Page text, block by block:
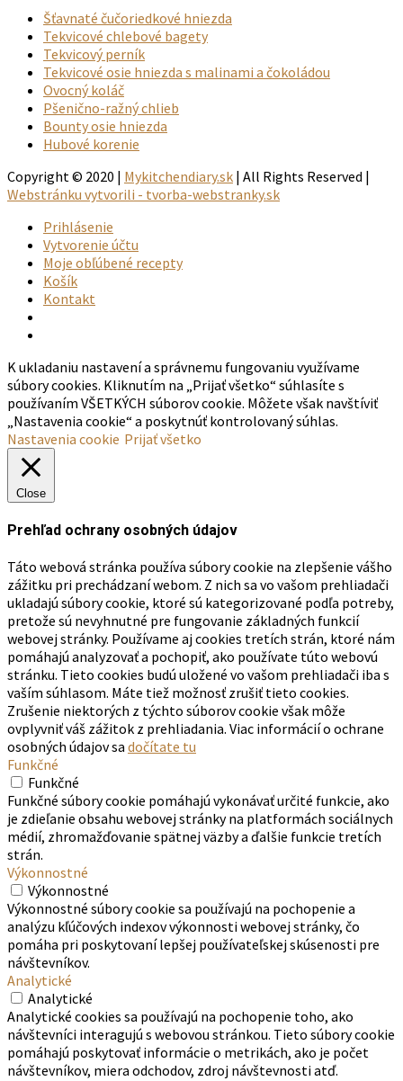
Šťavnaté čučoriedkové hniezda
Tekvicové chlebové bagety
Tekvicový perník
Tekvicové osie hniezda s malinami a čokoládou
Ovocný koláč
Pšenično-ražný chlieb
Bounty osie hniezda
Hubové korenie
Copyright © 2020 | Mykitchendiary.sk | All Rights Reserved |
Webstránku vytvorili - tvorba-webstranky.sk
Prihlásenie
Vytvorenie účtu
Moje obľúbené recepty
Košík
Kontakt
K ukladaniu nastavení a správnemu fungovaniu využívame
súbory cookies. Kliknutím na „Prijať všetko“ súhlasíte s
používaním VŠETKÝCH súborov cookie. Môžete však navštíviť
„Nastavenia cookie“ a poskytnúť kontrolovaný súhlas.
Nastavenia cookie Prijať všetko
Close
Prehľad ochrany osobných údajov
Táto webová stránka používa súbory cookie na zlepšenie vášho
zážitku pri prechádzaní webom. Z nich sa vo vašom prehliadači
ukladajú súbory cookie, ktoré sú kategorizované podľa potreby,
pretože sú nevyhnutné pre fungovanie základných funkcií
webovej stránky. Používame aj cookies tretích strán, ktoré nám
pomáhajú analyzovať a pochopiť, ako používate túto webovú
stránku. Tieto cookies budú uložené vo vašom prehliadači iba s
vaším súhlasom. Máte tiež možnosť zrušiť tieto cookies.
Zrušenie niektorých z týchto súborov cookie však môže
ovplyvniť váš zážitok z prehliadania. Viac informácií o ochrane
osobných údajov sa dočítate tu
Funkčné
Funkčné
Funkčné súbory cookie pomáhajú vykonávať určité funkcie, ako
je zdieľanie obsahu webovej stránky na platformách sociálnych
médií, zhromažďovanie spätnej väzby a ďalšie funkcie tretích
strán.
Výkonnostné
Výkonnostné
Výkonnostné súbory cookie sa používajú na pochopenie a
analýzu kľúčových indexov výkonnosti webovej stránky, čo
pomáha pri poskytovaní lepšej používateľskej skúsenosti pre
návštevníkov.
Analytické
Analytické
Analytické cookies sa používajú na pochopenie toho, ako
návštevníci interagujú s webovou stránkou. Tieto súbory cookie
pomáhajú poskytovať informácie o metrikách, ako je počet
návštevníkov, miera odchodov, zdroj návštevnosti atď.